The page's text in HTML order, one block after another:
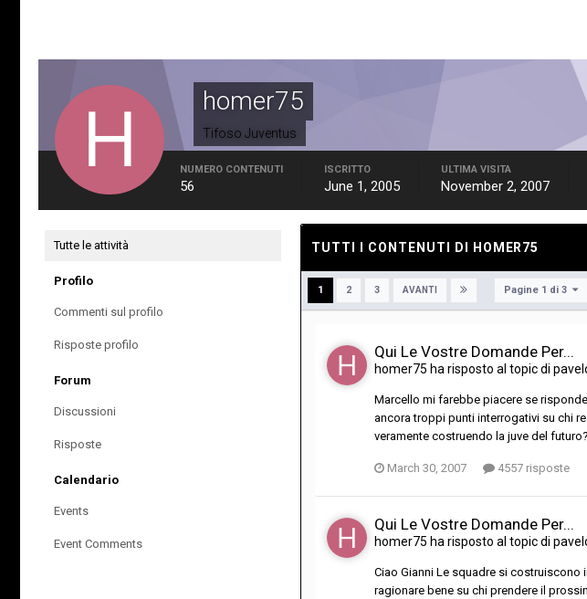
homer75
Tifoso Juventus
NUMERO CONTENUTI
56
ISCRITTO
June 1, 2005
ULTIMA VISITA
November 2, 2007
Tutte le attività
Profilo
Commenti sul profilo
Risposte profilo
Forum
Discussioni
Risposte
Calendario
Events
Event Comments
TUTTI I CONTENUTI DI HOMER75
1 2 3 AVANTI Pagine 1 di 3
Qui Le Vostre Domande Per...
homer75 ha risposto al topic di
Marcello mi farebbe piacere se
ancora troppi punti interrogativi su chi
veramente costruendo la juve del
March 30, 2007 4557 risposte
Qui Le Vostre Domande Per...
homer75 ha risposto al topic di
Ciao Gianni Le squadre si costruiscono
ragionare bene su chi prendere il